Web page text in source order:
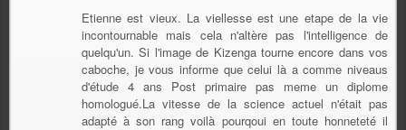
Etienne est vieux. La viellesse est une etape de la vie
incontournable mais cela n'altère pas l'intelligence de
quelqu'un. Si l'image de Kizenga tourne encore dans vos
caboche, je vous informe que celui là a comme niveaus
d'étude 4 ans Post primaire pas meme un diplome
homologué.La vitesse de la science actuel n'était pas
adapté à son rang voilà pourqoui en toute honneteté il